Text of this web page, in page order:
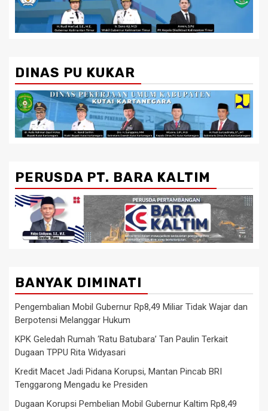
DINAS PU KUKAR
PERUSDA PT. BARA KALTIM
BANYAK DIMINATI
Pengembalian Mobil Gubernur Rp8,49 Miliar Tidak Wajar dan
Berpotensi Melanggar Hukum
KPK Geledah Rumah ‘Ratu Batubara’ Tan Paulin Terkait
Dugaan TPPU Rita Widyasari
Kredit Macet Jadi Pidana Korupsi, Mantan Pincab BRI
Tenggarong Mengadu ke Presiden
Dugaan Korupsi Pembelian Mobil Gubernur Kaltim Rp8,49